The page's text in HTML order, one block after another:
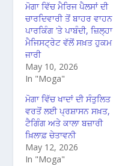
ਮੋਗਾ ਵਿੱਚ ਮੈਰਿਜ ਪੈਲਸਾਂ ਦੀ
ਚਾਰਦਿਵਾਰੀ ਤੋਂ ਬਾਹਰ ਵਾਹਨ
ਪਾਰਕਿੰਗ ’ਤੇ ਪਾਬੰਦੀ, ਜ਼ਿਲ੍ਹਾ
ਮੈਜਿਸਟ੍ਰੇਟ ਵੱਲੋਂ ਸਖ਼ਤ ਹੁਕਮ
ਜਾਰੀ
May 10, 2026
In "Moga"
ਮੋਗਾ ਵਿੱਚ ਖਾਦਾਂ ਦੀ ਸੰਤੁਲਿਤ
ਵਰਤੋਂ ਲਈ ਪ੍ਰਸ਼ਾਸਨ ਸਖ਼ਤ,
ਟੈਗਿੰਗ ਅਤੇ ਕਾਲਾ ਬਜ਼ਾਰੀ
ਖ਼ਿਲਾਫ਼ ਚੇਤਾਵਨੀ
May 12, 2026
In "Moga"